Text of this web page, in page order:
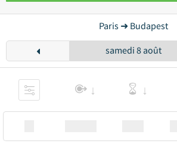
Paris ➜ Budapest
samedi 8 août